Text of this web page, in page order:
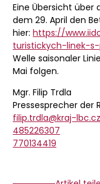
Eine Übersicht über
dem 29. April den
hier: https://
turistickych-linek-
Welle saisonaler
Mai folgen.
Mgr. Filip Trdla
Pressesprecher der
filip.trdla@kraj-lbc.cz
485226307
770134419